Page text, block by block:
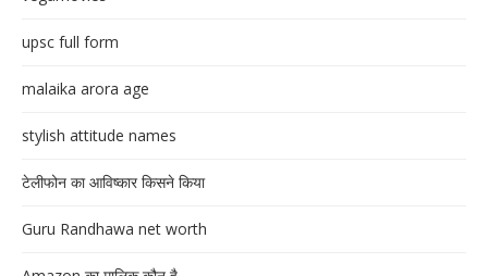
upsc full form
malaika arora age
stylish attitude names
टेलीफोन का आविष्कार किसने किया
Guru Randhawa net worth